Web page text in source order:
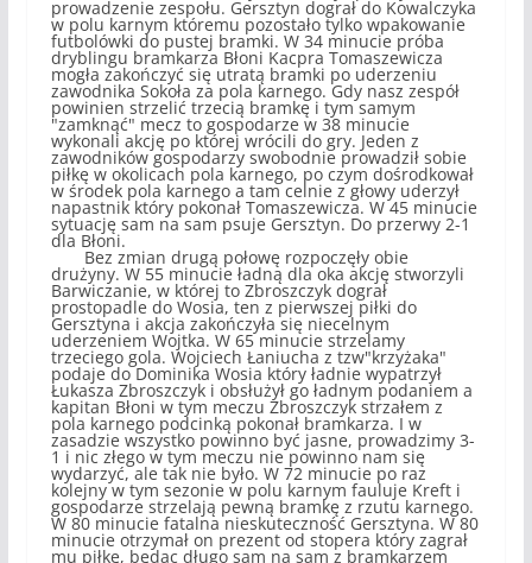
prowadzenie zespołu. Gersztyn dograł do Kowalczyka
w polu karnym któremu pozostało tylko wpakowanie
futbolówki do pustej bramki. W 34 minucie próba
dryblingu bramkarza Błoni Kacpra Tomaszewicza
mogła zakończyć się utratą bramki po uderzeniu
zawodnika Sokoła za pola karnego. Gdy nasz zespół
powinien strzelić trzecią bramkę i tym samym
"zamknąć" mecz to gospodarze w 38 minucie
wykonali akcję po której wrócili do gry. Jeden z
zawodników gospodarzy swobodnie prowadził sobie
piłkę w okolicach pola karnego, po czym dośrodkował
w środek pola karnego a tam celnie z głowy uderzył
napastnik który pokonał Tomaszewicza. W 45 minucie
sytuację sam na sam psuje Gersztyn. Do przerwy 2-1
dla Błoni.
Bez zmian drugą połowę rozpoczęły obie
drużyny. W 55 minucie ładną dla oka akcję stworzyli
Barwiczanie, w której to Zbroszczyk dograł
prostopadle do Wosia, ten z pierwszej piłki do
Gersztyna i akcja zakończyła się niecelnym
uderzeniem Wojtka. W 65 minucie strzelamy
trzeciego gola. Wojciech Łaniucha z tzw"krzyżaka"
podaje do Dominika Wosia który ładnie wypatrzył
Łukasza Zbroszczyk i obsłużył go ładnym podaniem a
kapitan Błoni w tym meczu Zbroszczyk strzałem z
pola karnego podcinką pokonał bramkarza. I w
zasadzie wszystko powinno być jasne, prowadzimy 3-
1 i nic złego w tym meczu nie powinno nam się
wydarzyć, ale tak nie było. W 72 minucie po raz
kolejny w tym sezonie w polu karnym fauluje Kreft i
gospodarze strzelają pewną bramkę z rzutu karnego.
W 80 minucie fatalna nieskuteczność Gersztyna. W 80
minucie otrzymał on prezent od stopera który zagrał
mu piłkę, będąc długo sam na sam z bramkarzem